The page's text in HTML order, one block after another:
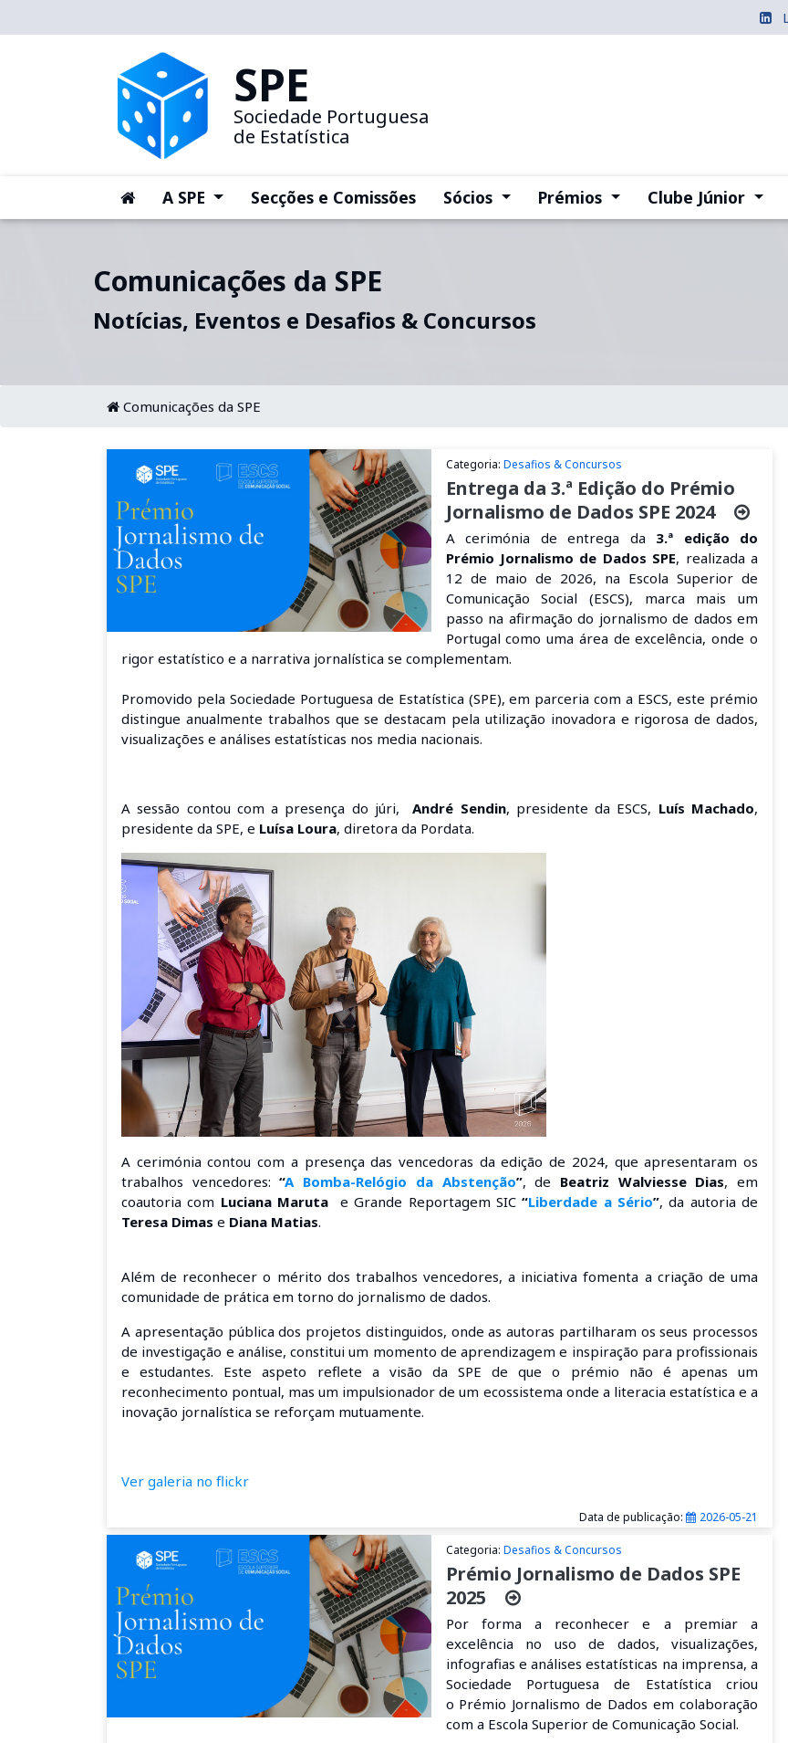
SPE
Sociedade Portuguesa
de Estatística
(current)
A SPE (current)Secções e Comissões Sócios (current)Prémios (current)Clube Júnior
Comunicações da SPE
Notícias, Eventos e Desafios & Concursos
Comunicações da SPE
Categoria: Desafios & Concursos
Entrega da 3.ª Edição do Prémio
Jornalismo de Dados SPE 2024
A cerimónia de entrega da 3.ª edição do
Prémio Jornalismo de Dados SPE, realizada a
12 de maio de 2026, na Escola Superior de
Comunicação Social (ESCS), marca mais um
passo na afirmação do jornalismo de dados em
Portugal como uma área de excelência, onde o
rigor estatístico e a narrativa jornalística se complementam.
Promovido pela Sociedade Portuguesa de Estatística (SPE), em parceria com a ESCS, este prémio
distingue anualmente trabalhos que se destacam pela utilização inovadora e rigorosa de dados,
visualizações e análises estatísticas nos media nacionais.
A sessão contou com a presença do júri,André Sendin, presidente da ESCS, Luís Machado,
presidente da SPE, e Luísa Loura, diretora da Pordata.
A cerimónia contou com a presença das vencedoras da edição de 2024, que apresentaram os
trabalhos vencedores:“A Bomba-Relógio da Abstenção”, de Beatriz Walviesse Dias, em
coautoria com Luciana Maruta e Grande Reportagem SIC“Liberdade a Sério”, da autoria de
Teresa Dimas e Diana Matias.
Além de reconhecer o mérito dos trabalhos vencedores, a iniciativa fomenta a criação de uma
comunidade de prática em torno do jornalismo de dados.
A apresentação pública dos projetos distinguidos, onde as autoras partilharam os seus processos
de investigação e análise, constitui um momento de aprendizagem e inspiração para profissionais
e estudantes. Este aspeto reflete a visão da SPE de que o prémio não é apenas um
reconhecimento pontual, mas um impulsionador de um ecossistema onde a literacia estatística e a
inovação jornalística se reforçam mutuamente.
Ver galeria no flickr
Data de publicação: 2026-05-21
Categoria: Desafios & Concursos
Prémio Jornalismo de Dados SPE
2025
Por forma a reconhecere a premiar a
excelência no uso de dados, visualizações,
infografias e análises estatísticas na imprensa, a
Sociedade Portuguesa de Estatística criou
o Prémio Jornalismo de Dados em colaboração
com a Escola Superior de Comunicação Social.